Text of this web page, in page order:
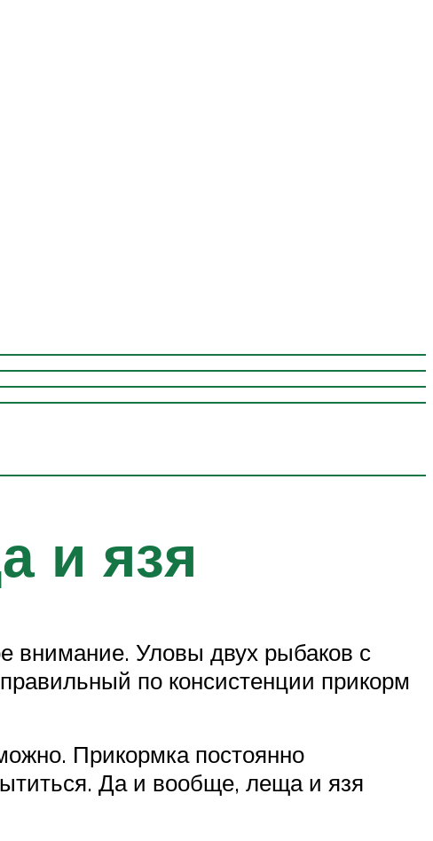
и язя
внимание. Уловы двух рыбаков с
по консистенции прикорм
Прикормка постоянно
Да и вообще, леща и язя